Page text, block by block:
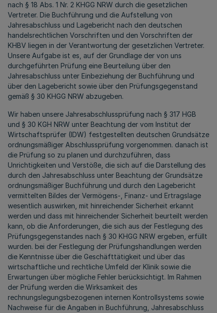
nach § 18 Abs. 1 Nr. 2 KHGG NRW durch die gesetzlichen
Vertreter. Die Buchführung und die Aufstellung von
Jahresabschluss und Lagebericht nach den deutschen
handelsrechtlichen Vorschriften und den Vorschriften der
KHBV liegen in der Verantwortung der gesetzlichen Vertreter.
Unsere Aufgabe ist es, auf der Grundlage der von uns
durchgeführten Prüfung eine Beurteilung über den
Jahresabschluss unter Einbeziehung der Buchführung und
über den Lagebericht sowie über den Prüfungsgegenstand
gemäß § 30 KHGG NRW abzugeben.
Wir haben unsere Jahresabschlussprüfung nach § 317 HGB
und § 30 KGH NRW unter Beachtung der vom Institut der
Wirtschaftsprüfer (IDW) festgestellten deutschen Grundsätze
ordnungsmäßiger Abschlussprüfung vorgenommen. danach ist
die Prüfung so zu planen und durchzuführen, dass
Unrichtigkeiten und Verstöße, die sich auf die Darstellung des
durch den Jahresabschluss unter Beachtung der Grundsätze
ordnungsmäßiger Buchführung und durch den Lagebericht
vermittelten Bildes der Vermögens-, Finanz- und Ertragslage
wesentlich auswirken, mit hinreichender Sicherheit erkannt
werden und dass mit hinreichender Sicherheit beurteilt werden
kann, ob die Anforderungen, die sich aus der Festlegung des
Prüfungsgegenstandes nach § 30 KHGG NRW ergeben, erfüllt
wurden. bei der Festlegung der Prüfungshandlungen werden
die Kenntnisse über die Geschäfttätigkeit und über das
wirtschaftliche und rechtliche Umfeld der Klinik sowie die
Erwartungen über mögliche Fehler berücksichtigt. Im Rahmen
der Prüfung werden die Wirksamkeit des
rechnungslegungsbezogenen internen Kontrollsystems sowie
Nachweise für die Angaben in Buchführung, Jahresabschluss